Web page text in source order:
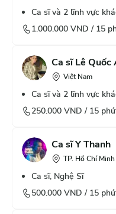
Ca sĩ và 2 lĩnh vực
1.000.000 VND / 15
Ca sĩ Lê Quốc
Việt Nam
Ca sĩ và 2 lĩnh vực
250.000 VND / 15
Ca sĩ Y Thanh
TP. Hồ Chí Minh
Ca sĩ, Nghệ Sĩ
500.000 VND / 15